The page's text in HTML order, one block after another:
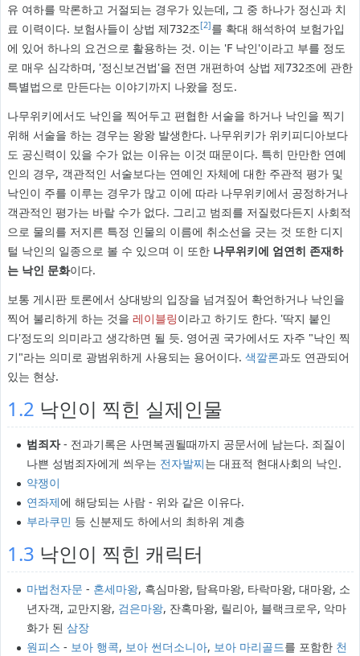
유 여하를 막론하고 거절되는 경우가 있는데, 그 중 하나가 정신과 치
료 이력이다. 보험사들이 상법 제732조[2]를 확대 해석하여 보험가입
에 있어 하나의 요건으로 활용하는 것. 이는 'F 낙인'이라고 부를 정도
로 매우 심각하며, '정신보건법'을 전면 개편하여 상법 제732조에 관한
특별법으로 만든다는 이야기까지 나왔을 정도.
나무위키에서도 낙인을 찍어두고 편협한 서술을 하거나 낙인을 찍기
위해 서술을 하는 경우는 왕왕 발생한다. 나무위키가 위키피디아보다
도 공신력이 있을 수가 없는 이유는 이것 때문이다. 특히 만만한 연예
인의 경우, 객관적인 서술보다는 연예인 자체에 대한 주관적 평가 및
낙인이 주를 이루는 경우가 많고 이에 따라 나무위키에서 공정하거나
객관적인 평가는 바랄 수가 없다. 그리고 범죄를 저질렀다든지 사회적
으로 물의를 저지른 특정 인물의 이름에 취소선을 긋는 것 또한 디지
털 낙인의 일종으로 볼 수 있으며 이 또한 나무위키에 엄연히 존재하
는 낙인 문화이다.
보통 게시판 토론에서 상대방의 입장을 넘겨짚어 확언하거나 낙인을
찍어 불리하게 하는 것을 레이블링이라고 하기도 한다. '딱지 붙인
다'정도의 의미라고 생각하면 될 듯. 영어권 국가에서도 자주 "낙인 찍
기"라는 의미로 광범위하게 사용되는 용어이다. 색깔론과도 연관되어
있는 현상.
1.2 낙인이 찍힌 실제인물
범죄자- 전과기록은 사면복권될때까지 공문서에 남는다. 죄질이
나쁜 성범죄자에게 씌우는 전자발찌는 대표적 현대사회의 낙인.
약쟁이
연좌제에 해당되는 사람 - 위와 같은 이유다.
부라쿠민 등 신분제도 하에서의 최하위 계층
1.3 낙인이 찍힌 캐릭터
마법천자문 - 혼세마왕, 흑심마왕, 탐욕마왕, 타락마왕, 대마왕, 소
년자객, 교만지왕, 검은마왕, 잔혹마왕, 릴리아, 블랙크로우, 악마
화가 된 삼장
원피스 - 보아 행콕, 보아 썬더소니아, 보아 마리골드를 포함한 천